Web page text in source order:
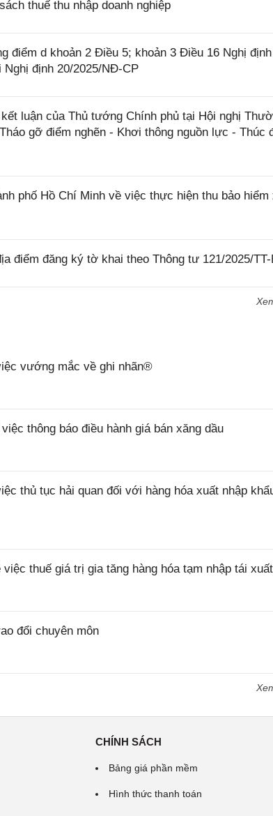
thuế thu nhập doanh nghiệp
điểm d khoản 2 Điều 5; khoản 3 Điều 16 Nghị định
định 20/2025/NĐ-CP
luận của Thủ tướng Chính phủ tại Hội nghị
gỡ điểm nghẽn - Khơi thông nguồn lực - Thúc
phố Hồ Chí Minh về việc thực hiện thu bảo hiểm
điểm đăng ký tờ khai theo Thông tư 121/2025/
vướng mắc về ghi nhãn®
thông báo điều hành giá bán xăng dầu
thủ tục hải quan đối với hàng hóa xuất nhập
thuế giá trị gia tăng hàng hóa tạm nhập tái xuất
đổi chuyên môn
CHÍNH SÁCH
Bảng giá phần mềm
Hình thức thanh toán